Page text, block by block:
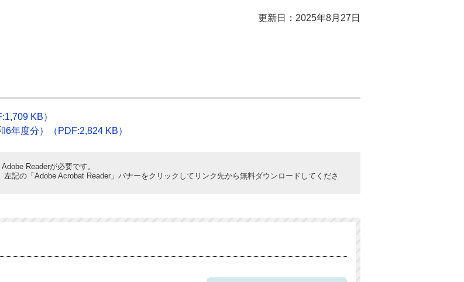
更新日：2025年8月27日
KB）
年度分）（PDF:2,824 KB）
Readerが必要です。
記の「Adobe Acrobat Reader」バナーをクリックしてリンク先から無料ダウンロードしてくださ